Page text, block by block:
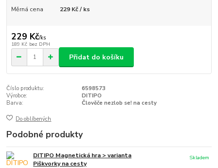
Měrná cena
229 Kč / ks
229 Kč/ks
189 Kč bez DPH
Přidat do košíku
Číslo produktu:
6598573
Výrobce:
DITIPO
Barva:
Člověče nezlob se! na cesty
Do oblíbených
Podobné produkty
DITIPO Magnetická hra > varianta
Piškvorky na cesty
Skladem